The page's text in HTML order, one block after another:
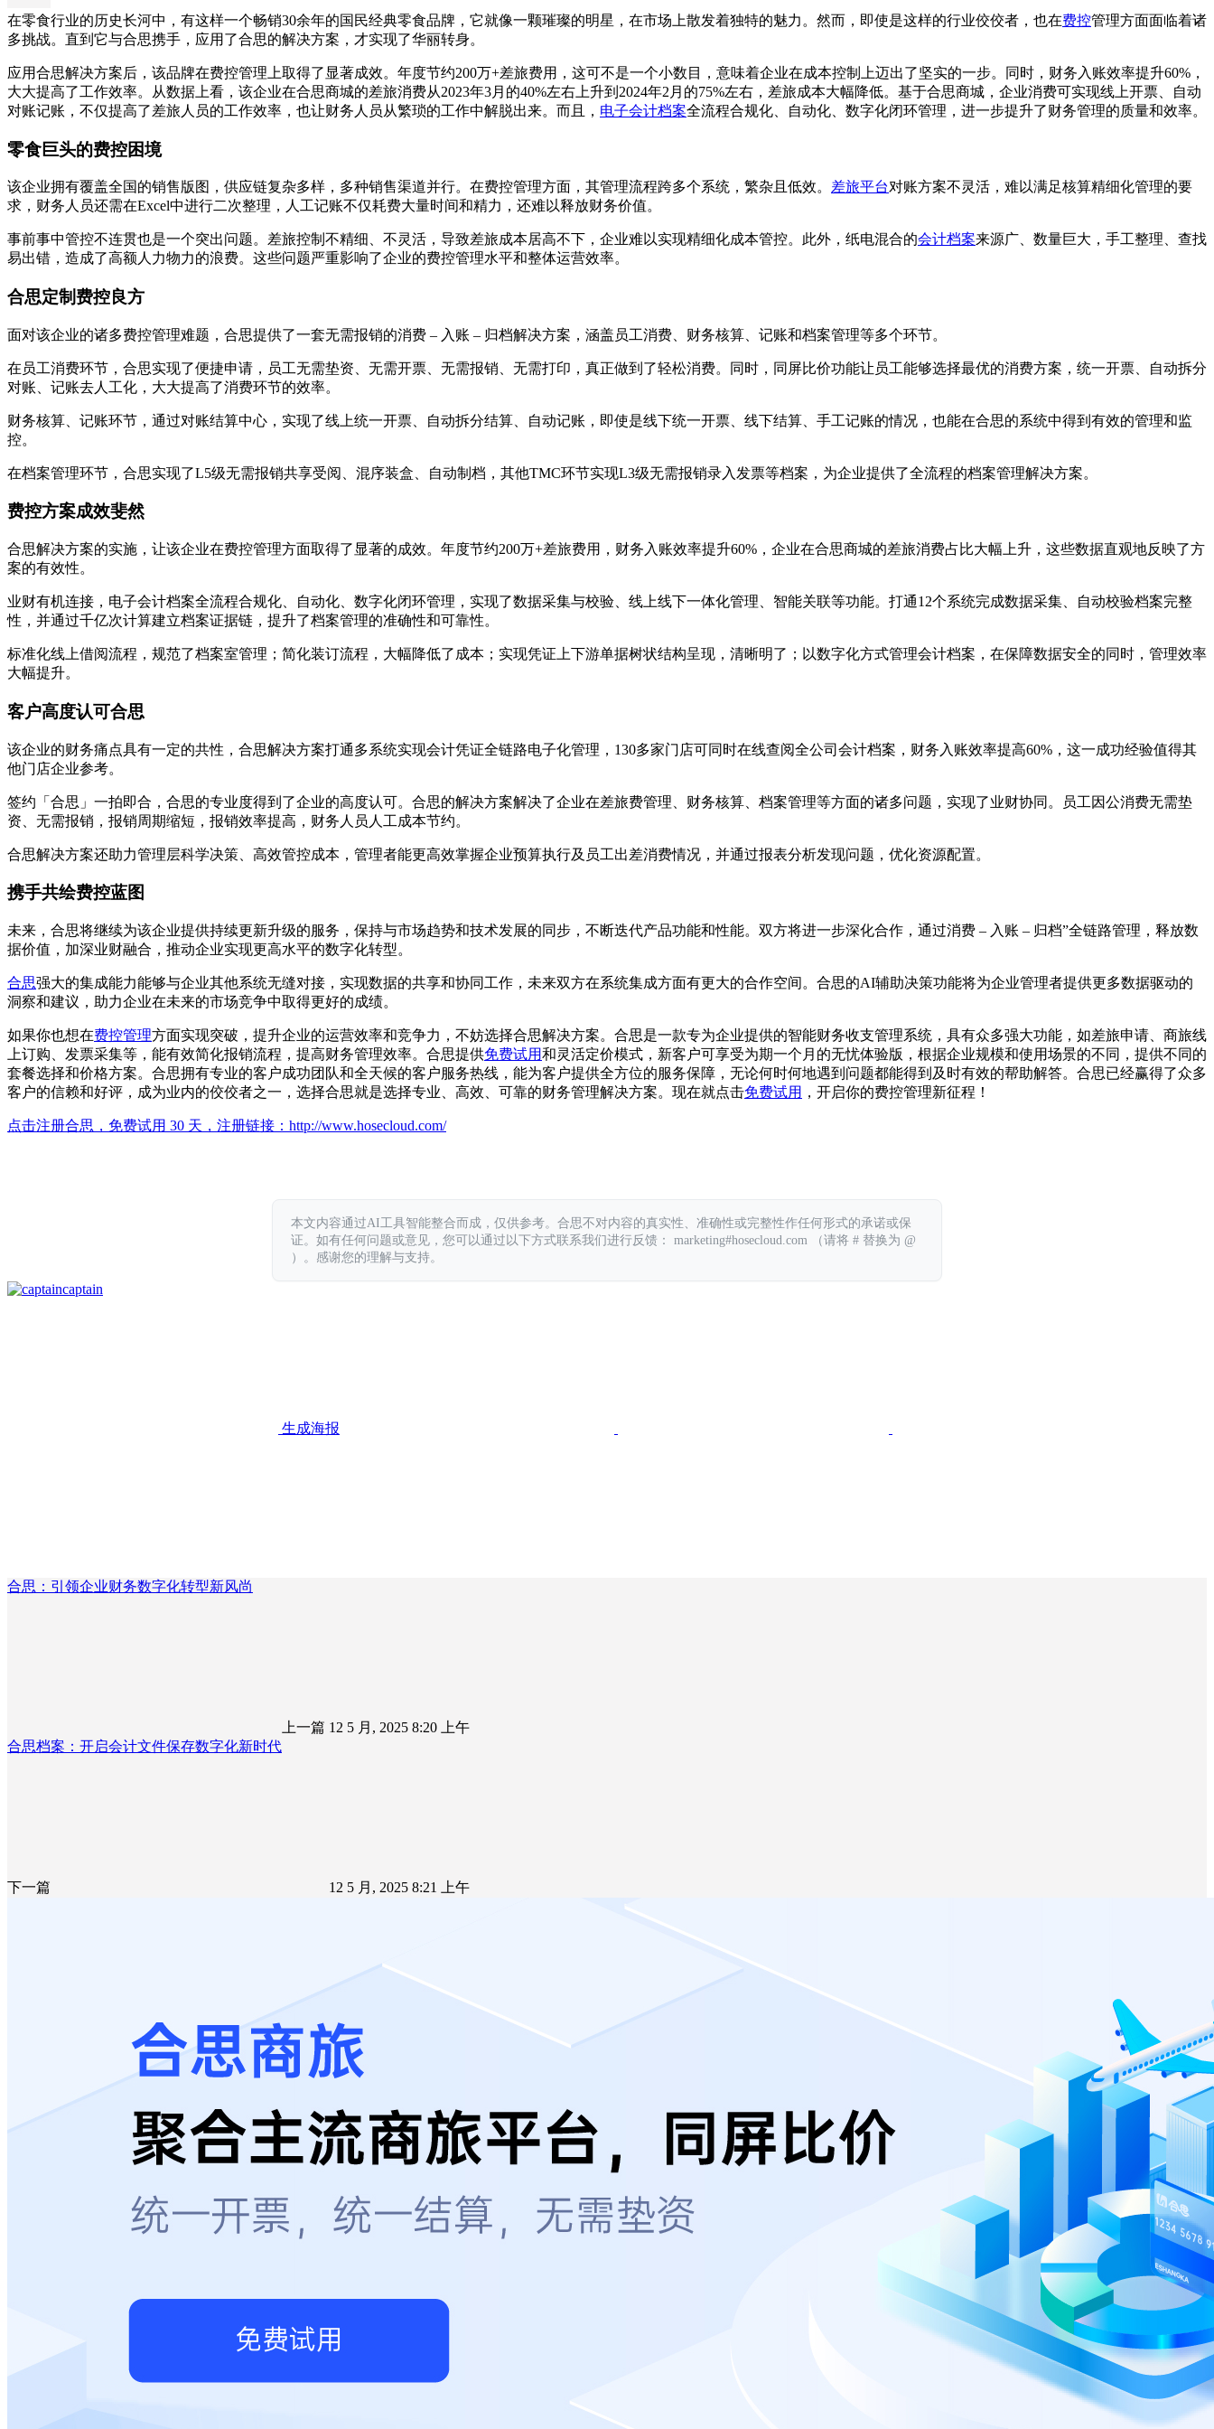
在零食行业的历史长河中，有这样一个畅销30余年的国民经典零食品牌，它就像一颗璀璨的明星，在市场上散发着独特的魅力。然而，即使是这样的行业佼佼者，也在费控管理方面面临着诸
多挑战。直到它与合思携手，应用了合思的解决方案，才实现了华丽转身。
应用合思解决方案后，该品牌在费控管理上取得了显著成效。年度节约200万+差旅费用，这可不是一个小数目，意味着企业在成本控制上迈出了坚实的一步。同时，财务入账效率提升60%，
大大提高了工作效率。从数据上看，该企业在合思商城的差旅消费从2023年3月的40%左右上升到2024年2月的75%左右，差旅成本大幅降低。基于合思商城，企业消费可实现线上开票、自动
对账记账，不仅提高了差旅人员的工作效率，也让财务人员从繁琐的工作中解脱出来。而且， 电子会计档案全流程合规化、自动化、数字化闭环管理，进一步提升了财务管理的质量和效率。
零食巨头的费控困境
该企业拥有覆盖全国的销售版图，供应链复杂多样，多种销售渠道并行。在费控管理方面，其管理流程跨多个系统，繁杂且低效。 差旅平台对账方案不灵活，难以满足核算精细化管理的要
求，财务人员还需在Excel中进行二次整理，人工记账不仅耗费大量时间和精力，还难以释放财务价值。
事前事中管控不连贯也是一个突出问题。差旅控制不精细、不灵活，导致差旅成本居高不下，企业难以实现精细化成本管控。此外，纸电混合的会计档案来源广、数量巨大，手工整理、查找
易出错，造成了高额人力物力的浪费。这些问题严重影响了企业的费控管理水平和整体运营效率。
合思定制费控良方
面对该企业的诸多费控管理难题，合思提供了一套无需报销的消费 – 入账 – 归档解决方案，涵盖员工消费、财务核算、记账和档案管理等多个环节。
在员工消费环节，合思实现了便捷申请，员工无需垫资、无需开票、无需报销、无需打印，真正做到了轻松消费。同时，同屏比价功能让员工能够选择最优的消费方案，统一开票、自动拆分
对账、记账去人工化，大大提高了消费环节的效率。
财务核算、记账环节，通过对账结算中心，实现了线上统一开票、自动拆分结算、自动记账，即使是线下统一开票、线下结算、手工记账的情况，也能在合思的系统中得到有效的管理和监
控。
在档案管理环节，合思实现了L5级无需报销共享受阅、混序装盒、自动制档，其他TMC环节实现L3级无需报销录入发票等档案，为企业提供了全流程的档案管理解决方案。
费控方案成效斐然
合思解决方案的实施，让该企业在费控管理方面取得了显著的成效。年度节约200万+差旅费用，财务入账效率提升60%，企业在合思商城的差旅消费占比大幅上升，这些数据直观地反映了方
案的有效性。
业财有机连接，电子会计档案全流程合规化、自动化、数字化闭环管理，实现了数据采集与校验、线上线下一体化管理、智能关联等功能。打通12个系统完成数据采集、自动校验档案完整
性，并通过千亿次计算建立档案证据链，提升了档案管理的准确性和可靠性。
标准化线上借阅流程，规范了档案室管理；简化装订流程，大幅降低了成本；实现凭证上下游单据树状结构呈现，清晰明了；以数字化方式管理会计档案，在保障数据安全的同时，管理效率
大幅提升。
客户高度认可合思
该企业的财务痛点具有一定的共性，合思解决方案打通多系统实现会计凭证全链路电子化管理，130多家门店可同时在线查阅全公司会计档案，财务入账效率提高60%，这一成功经验值得其
他门店企业参考。
签约「合思」一拍即合，合思的专业度得到了企业的高度认可。合思的解决方案解决了企业在差旅费管理、财务核算、档案管理等方面的诸多问题，实现了业财协同。员工因公消费无需垫
资、无需报销，报销周期缩短，报销效率提高，财务人员人工成本节约。
合思解决方案还助力管理层科学决策、高效管控成本，管理者能更高效掌握企业预算执行及员工出差消费情况，并通过报表分析发现问题，优化资源配置。
携手共绘费控蓝图
未来，合思将继续为该企业提供持续更新升级的服务，保持与市场趋势和技术发展的同步，不断迭代产品功能和性能。双方将进一步深化合作，通过消费 – 入账 – 归档”全链路管理，释放数
据价值，加深业财融合，推动企业实现更高水平的数字化转型。
合思强大的集成能力能够与企业其他系统无缝对接，实现数据的共享和协同工作，未来双方在系统集成方面有更大的合作空间。合思的AI辅助决策功能将为企业管理者提供更多数据驱动的
洞察和建议，助力企业在未来的市场竞争中取得更好的成绩。
如果你也想在费控管理方面实现突破，提升企业的运营效率和竞争力，不妨选择合思解决方案。合思是一款专为企业提供的智能财务收支管理系统，具有众多强大功能，如差旅申请、商旅线
上订购、发票采集等，能有效简化报销流程，提高财务管理效率。合思提供免费试用和灵活定价模式，新客户可享受为期一个月的无忧体验版，根据企业规模和使用场景的不同，提供不同的
套餐选择和价格方案。合思拥有专业的客户成功团队和全天候的客户服务热线，能为客户提供全方位的服务保障，无论何时何地遇到问题都能得到及时有效的帮助解答。合思已经赢得了众多
客户的信赖和好评，成为业内的佼佼者之一，选择合思就是选择专业、高效、可靠的财务管理解决方案。现在就点击免费试用 ，开启你的费控管理新征程！
点击注册合思，免费试用 30 天，注册链接： http://www.hosecloud.com/
本文内容通过AI工具智能整合而成，仅供参考。合思不对内容的真实性、准确性或完整性作任何形式的承诺或保
证。如有任何问题或意见，您可以通过以下方式联系我们进行反馈： marketing#hosecloud.com （请将 # 替换为 @
）。感谢您的理解与支持。
captain
生成海报
合思：引领企业财务数字化转型新风尚
上一篇 12 5 月, 2025 8:20 上午
合思档案：开启会计文件保存数字化新时代
下一篇 12 5 月, 2025 8:21 上午